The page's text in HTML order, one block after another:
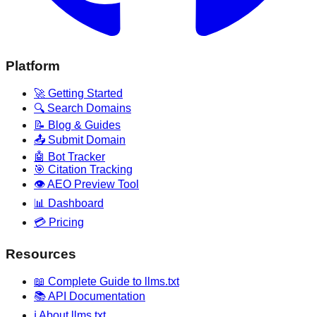
Platform
🚀 Getting Started
🔍 Search Domains
📝 Blog & Guides
📤 Submit Domain
🤖 Bot Tracker
🎯 Citation Tracking
👁️ AEO Preview Tool
📊 Dashboard
💳 Pricing
Resources
📖 Complete Guide to llms.txt
📚 API Documentation